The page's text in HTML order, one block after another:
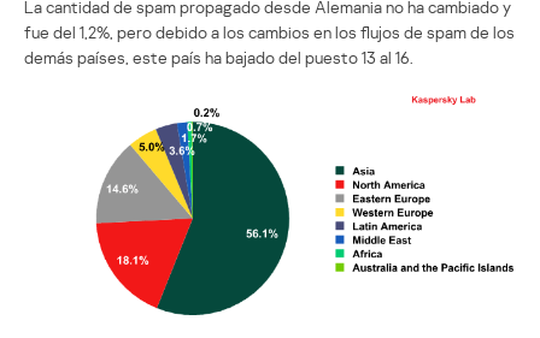
La cantidad de spam propagado desde Alemania no ha cambiado y
fue del 1,2%, pero debido a los cambios en los flujos de spam de los
demás países, este país ha bajado del puesto 13 al 16.